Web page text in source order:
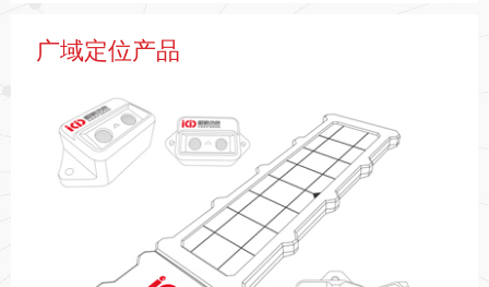
RFID、国标RFID、自主芯片ISO RFID）探索的企业
更多 >
广域定位产品